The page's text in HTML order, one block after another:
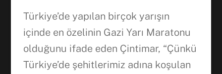
Türkiye’de yapılan birçok yarışın
içinde en özelinin Gazi Yarı Maratonu
olduğunu ifade eden Çintimar, “Çünkü
Türkiye’de şehitlerimiz adına koşulan